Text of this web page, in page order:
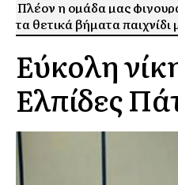
Πλέον η ομάδα μας
τα θετικά βήματα παιχνίδι
Εύκολη
Ελπίδες